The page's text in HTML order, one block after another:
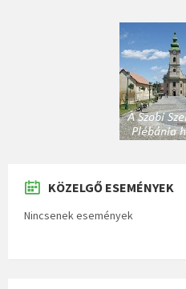
KÖZELGŐ ESEMÉNYEK
Nincsenek események